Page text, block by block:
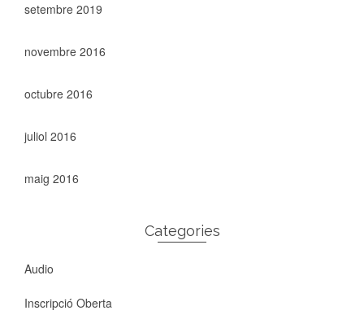
setembre 2019
novembre 2016
octubre 2016
juliol 2016
maig 2016
Categories
Audio
Inscripció Oberta